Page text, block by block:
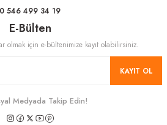
0 546 499 34 19
E-Bülten
olmak için e-bültenimize kayıt olabilirsiniz.
KAYIT OL
Medyada Takip Edin!